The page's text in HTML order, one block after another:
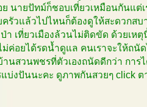
ย นายปัทม์ก็ชอบเที่ยวเหมือนกันแต่
รัวแล้วไปไหนก็ต้องดูให้สะดวกส
า เที่ยวเมืองล้วนไม่ติดขัด ด้วยเห
ม่ค่อยได้รดน้ำดูแล คนเราจะให้ถนั
านสวนพชรที่ตัวเองถนัดดีกว่า การ
บ่งปันนะคะ ดูภาพกันสวยๆ click ต